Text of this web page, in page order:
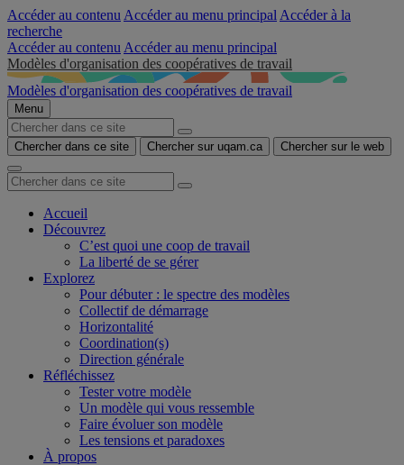
Accéder au contenu Accéder au menu principal Accéder à la
recherche
Accéder au contenu Accéder au menu principal
Modèles d'organisation des coopératives de travail
Modèles d'organisation des coopératives de travail
Menu
Chercher dans ce site Chercher sur uqam.ca Chercher sur le web
Accueil
Découvrez
C’est quoi une coop de travail
La liberté de se gérer
Explorez
Pour débuter : le spectre des modèles
Collectif de démarrage
Horizontalité
Coordination(s)
Direction générale
Réfléchissez
Tester votre modèle
Un modèle qui vous ressemble
Faire évoluer son modèle
Les tensions et paradoxes
À propos